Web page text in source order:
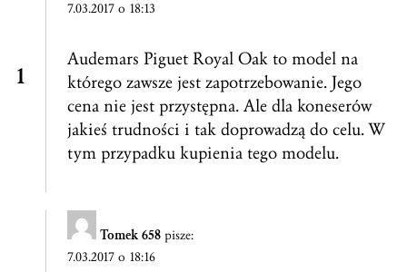
7.03.2017 o 18:13
Audemars Piguet Royal Oak to model na
którego zawsze jest zapotrzebowanie. Jego
cena nie jest przystępna. Ale dla koneserów
jakieś trudności i tak doprowadzą do celu. W
tym przypadku kupienia tego modelu.
Tomek 658 pisze:
7.03.2017 o 18:16